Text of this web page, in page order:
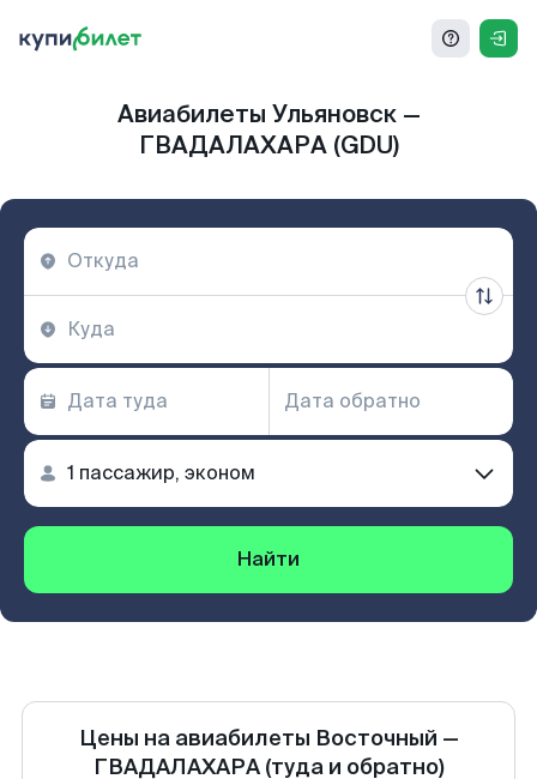
Авиабилеты Ульяновск —
ГВАДАЛАХАРА (GDU)
Найти
Цены на авиабилеты Восточный —
ГВАДАЛАХАРА (туда и обратно)